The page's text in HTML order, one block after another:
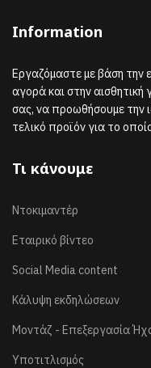
Information
Εργαζόμαστε με βάση την
αγορά και στην
σας, να προωθήσουμε την
τελικό προϊόν για το
Τι κάνουμε
Ντοκιμαντέρ
Εταιρικό βίντεο
Social Media content
Κάλυψη εκδηλώσεων
Μοντάζ - Επεξεργασία
Υποτιτλισμός